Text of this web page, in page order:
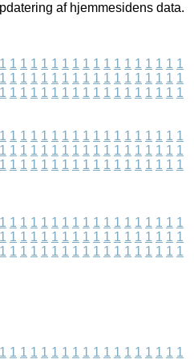
af hjemmesidens data.
1 1 1 1 1 1 1 1 1 1 1 1 1 1 1 1 1 1
1 1 1 1 1 1 1 1 1 1 1 1 1 1 1 1 1 1
1 1 1 1 1 1 1 1 1 1 1 1 1 1 1 1 1 1
1 1 1 1 1 1 1 1 1 1 1 1 1 1 1 1 1 1
1 1 1 1 1 1 1 1 1 1 1 1 1 1 1 1 1 1
1 1 1 1 1 1 1 1 1 1 1 1 1 1 1 1 1 1
1 1 1 1 1 1 1 1 1 1 1 1 1 1 1 1 1 1
1 1 1 1 1 1 1 1 1 1 1 1 1 1 1 1 1 1
1 1 1 1 1 1 1 1 1 1 1 1 1 1 1 1 1 1
1 1 1 1 1 1 1 1 1 1 1 1 1 1 1 1 1 1